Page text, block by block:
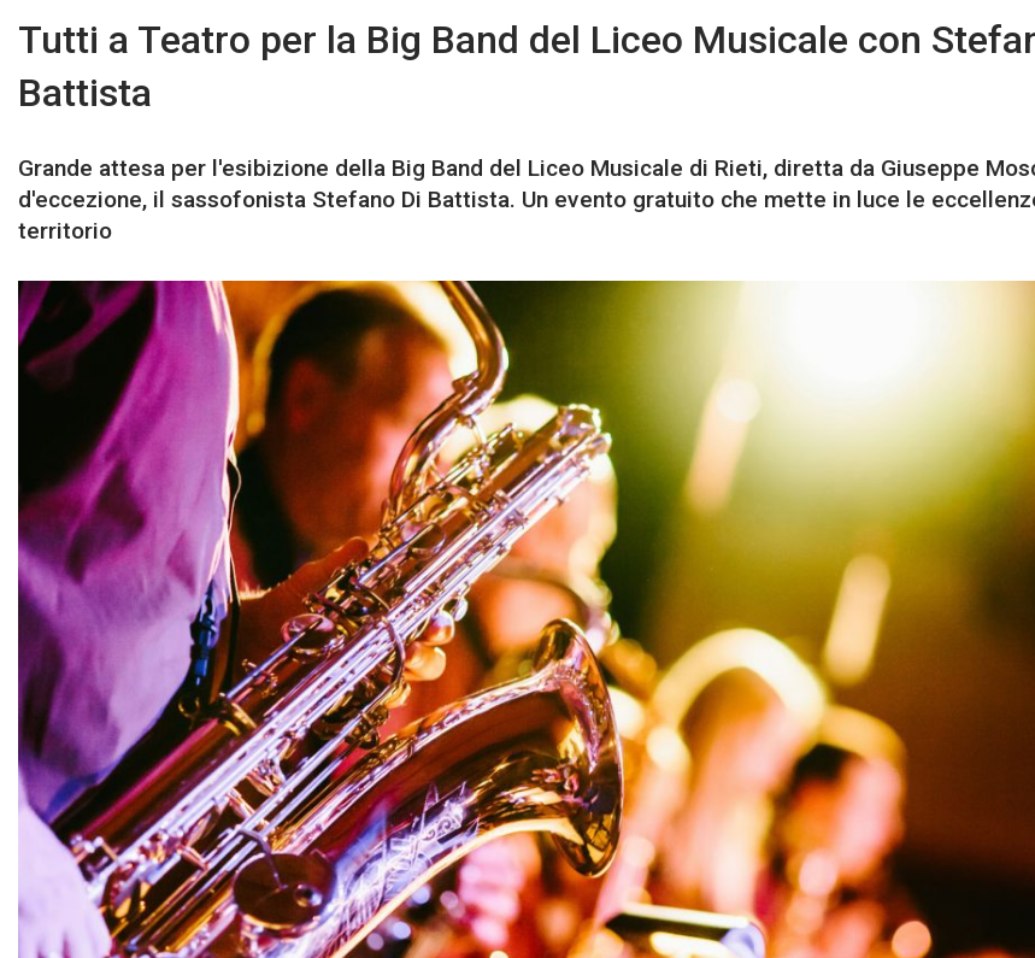
Tutti a Teatro per la Big Band del Liceo Musicale con
Battista
Grande attesa per l'esibizione della Big Band del Liceo Musicale di Rieti, diretta da Giuseppe
d'eccezione, il sassofonista Stefano Di Battista. Un evento gratuito che mette in luce le
territorio